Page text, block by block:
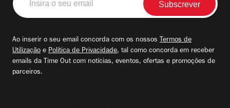
o
seu
Ao inserir o seu email concorda com os nossos Termos de
Utilização e Política de Privacidade, tal como concorda em receber
emails da Time Out com notícias, eventos, ofertas e promoções de
parceiros.